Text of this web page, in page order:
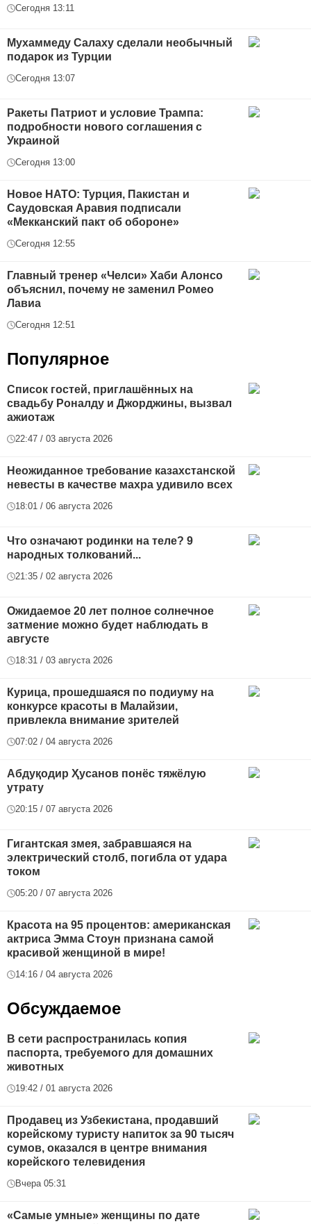
Сегодня 13:11
Мухаммеду Салаху сделали необычный
подарок из Турции
Сегодня 13:07
Ракеты Патриот и условие Трампа:
подробности нового соглашения с
Украиной
Сегодня 13:00
Новое НАТО: Турция, Пакистан и
Саудовская Аравия подписали
«Мекканский пакт об обороне»
Сегодня 12:55
Главный тренер «Челси» Хаби Алонсо
объяснил, почему не заменил Ромео
Лавиа
Сегодня 12:51
Популярное
Список гостей, приглашённых на
свадьбу Роналду и Джорджины, вызвал
ажиотаж
22:47 / 03 августа 2026
Неожиданное требование казахстанской
невесты в качестве махра удивило всех
18:01 / 06 августа 2026
Что означают родинки на теле? 9
народных толкований...
21:35 / 02 августа 2026
Ожидаемое 20 лет полное солнечное
затмение можно будет наблюдать в
августе
18:31 / 03 августа 2026
Курица, прошедшаяся по подиуму на
конкурсе красоты в Малайзии,
привлекла внимание зрителей
07:02 / 04 августа 2026
Абдуқодир Ҳусанов понёс тяжёлую
утрату
20:15 / 07 августа 2026
Гигантская змея, забравшаяся на
электрический столб, погибла от удара
током
05:20 / 07 августа 2026
Красота на 95 процентов: американская
актриса Эмма Стоун признана самой
красивой женщиной в мире!
14:16 / 04 августа 2026
Обсуждаемое
В сети распространилась копия
паспорта, требуемого для домашних
животных
19:42 / 01 августа 2026
Продавец из Узбекистана, продавший
корейскому туристу напиток за 90 тысяч
сумов, оказался в центре внимания
корейского телевидения
Вчера 05:31
«Самые умные» женщины по дате